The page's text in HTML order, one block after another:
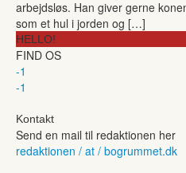
arbejdsløs. Han giver gerne
som et hul i jorden og […]
HELLO!
FIND OS
-1
-1
Kontakt
Send en mail til redaktionen her
redaktionen / at / bogrummet.dk